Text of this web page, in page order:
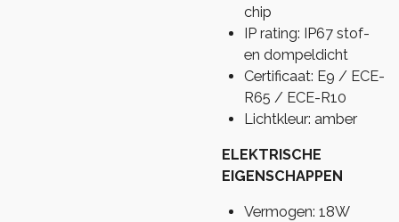
chip
IP rating: IP67 stof-
en dompeldicht
Certificaat: E9 / ECE-
R65 / ECE-R10
Lichtkleur: amber
ELEKTRISCHE
EIGENSCHAPPEN
Vermogen: 18W